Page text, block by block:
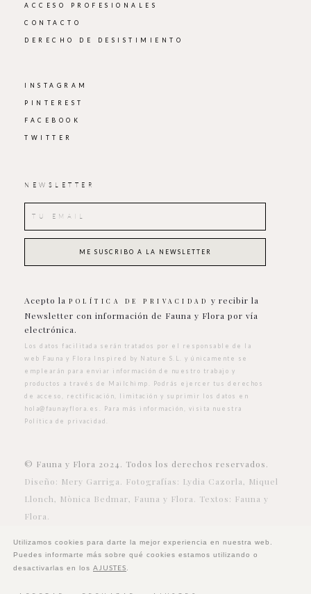
ACCESO PROFESIONALES
CONTACTO
DERECHO DE DESISTIMIENTO
INSTAGRAM
PINTEREST
FACEBOOK
TWITTER
NEWSLETTER
Acepto la POLÍTICA DE PRIVACIDAD
y recibir la
Newsletter con información de Fauna y Flora por vía
electrónica.
Los datos facilitada serán tratados por el responsable de la
web Fauna y Flora Inspired by Nature S.L. y únicamente se
emplearán para enviar información de nuestro trabajo y
productos a través de Mailchimp. Podrás ejercer tus derechos
de acceso, rectificación, limitación y suprimir los datos en
hola@faunayflora.es
. Para más información, visita nuestra
Política de privacidad
© Fauna y Flora 2024. Todos los derechos reservados.
Diseño: Mery Garriga. Fotografías: Lydia Cazorla, Miquel
Llonch, Mònica Bedmar, Fauna y Flora. Textos: Fauna y
Flora.
Utilizamos cookies para darte la mejor experiencia en nuestra web.
Puedes informarte más sobre qué cookies estamos utilizando o
desactivarlas en los AJUSTES